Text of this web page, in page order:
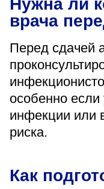
Нужна ли
врача
Перед сдачей
особенно
инфекции или
риска.
Как